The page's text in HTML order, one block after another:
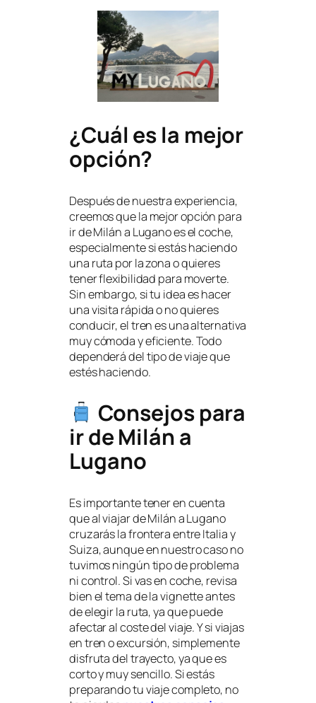
¿Cuál es la mejor
opción?
Después de nuestra experiencia,
creemos que la mejor opción para
ir de Milán a Lugano es el coche,
especialmente si estás haciendo
una ruta por la zona o quieres
tener flexibilidad para moverte.
Sin embargo, si tu idea es hacer
una visita rápida o no quieres
conducir, el tren es una alternativa
muy cómoda y eficiente. Todo
dependerá del tipo de viaje que
estés haciendo.
Consejos para
ir de Milán a
Lugano
Es importante tener en cuenta
que al viajar de Milán a Lugano
cruzarás la frontera entre Italia y
Suiza, aunque en nuestro caso no
tuvimos ningún tipo de problema
ni control. Si vas en coche, revisa
bien el tema de la vignette antes
de elegir la ruta, ya que puede
afectar al coste del viaje. Y si viajas
en tren o excursión, simplemente
disfruta del trayecto, ya que es
corto y muy sencillo. Si estás
preparando tu viaje completo, no